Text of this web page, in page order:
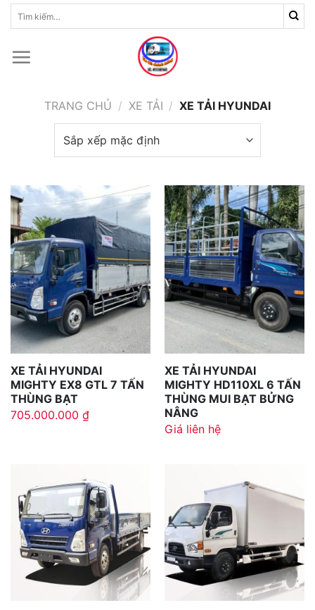
Skip
kiếm:
TRANG CHỦ / XE TẢI / XE TẢI HYUNDAI
XE TẢI HYUNDAI
MIGHTY EX8 GTL 7 TẤN
THÙNG BẠT
705.000.000 ₫
XE TẢI HYUNDAI
MIGHTY HD110XL 6 TẤN
THÙNG MUI BẠT BỬNG
NÂNG
Giá liên hệ